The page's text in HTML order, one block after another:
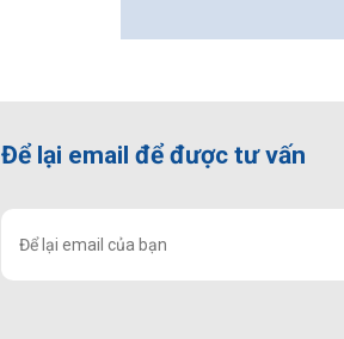
Để lại email để được tư vấn